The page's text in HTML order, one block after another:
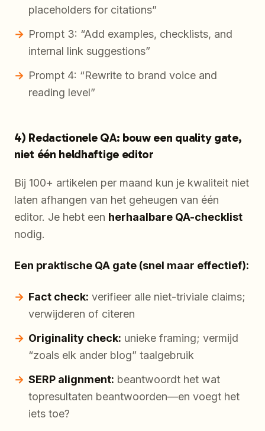
placeholders for citations”
Prompt 3: “Add examples, checklists, and
internal link suggestions”
Prompt 4: “Rewrite to brand voice and
reading level”
4) Redactionele QA: bouw een quality gate,
niet één heldhaftige editor
Bij 100+ artikelen per maand kun je kwaliteit niet
laten afhangen van het geheugen van één
editor. Je hebt een herhaalbare QA-checklist
nodig.
Een praktische QA gate (snel maar effectief):
Fact check: verifieer alle niet-triviale claims;
verwijderen of citeren
Originality check: unieke framing; vermijd
“zoals elk ander blog” taalgebruik
SERP alignment: beantwoordt het wat
topresultaten beantwoorden—en voegt het
iets toe?